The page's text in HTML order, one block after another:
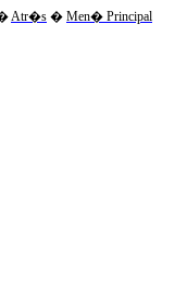
Atr�s � Men� Principal